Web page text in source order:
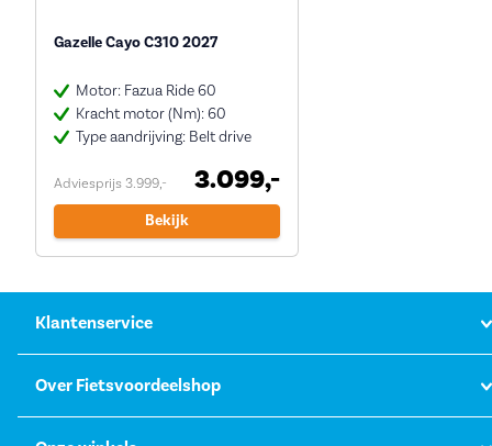
Gazelle Cayo C310 2027
Motor: Fazua Ride 60
Kracht motor (Nm): 60
Type aandrijving: Belt drive
Adviesprijs 3.999,- 3.099,-
Bekijk
Klantenservice
Over Fietsvoordeelshop